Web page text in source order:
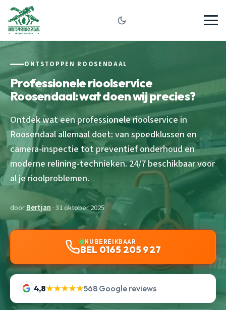
ONTSTOPPEN ROOSENDAAL
Professionele rioolservice
Roosendaal: wat doen wij precies?
Ontdek wat een professionele rioolservice in
Roosendaal allemaal doet: van spoedklussen en
camera-inspectie tot preventief onderhoud en
moderne relining-technieken. 24/7 beschikbaar voor
al je rioolproblemen.
doorBertjan · 31 oktober 2025
NU BEREIKBAAR
BEL 0165 205 927
4,8★★★★★568 Google reviews